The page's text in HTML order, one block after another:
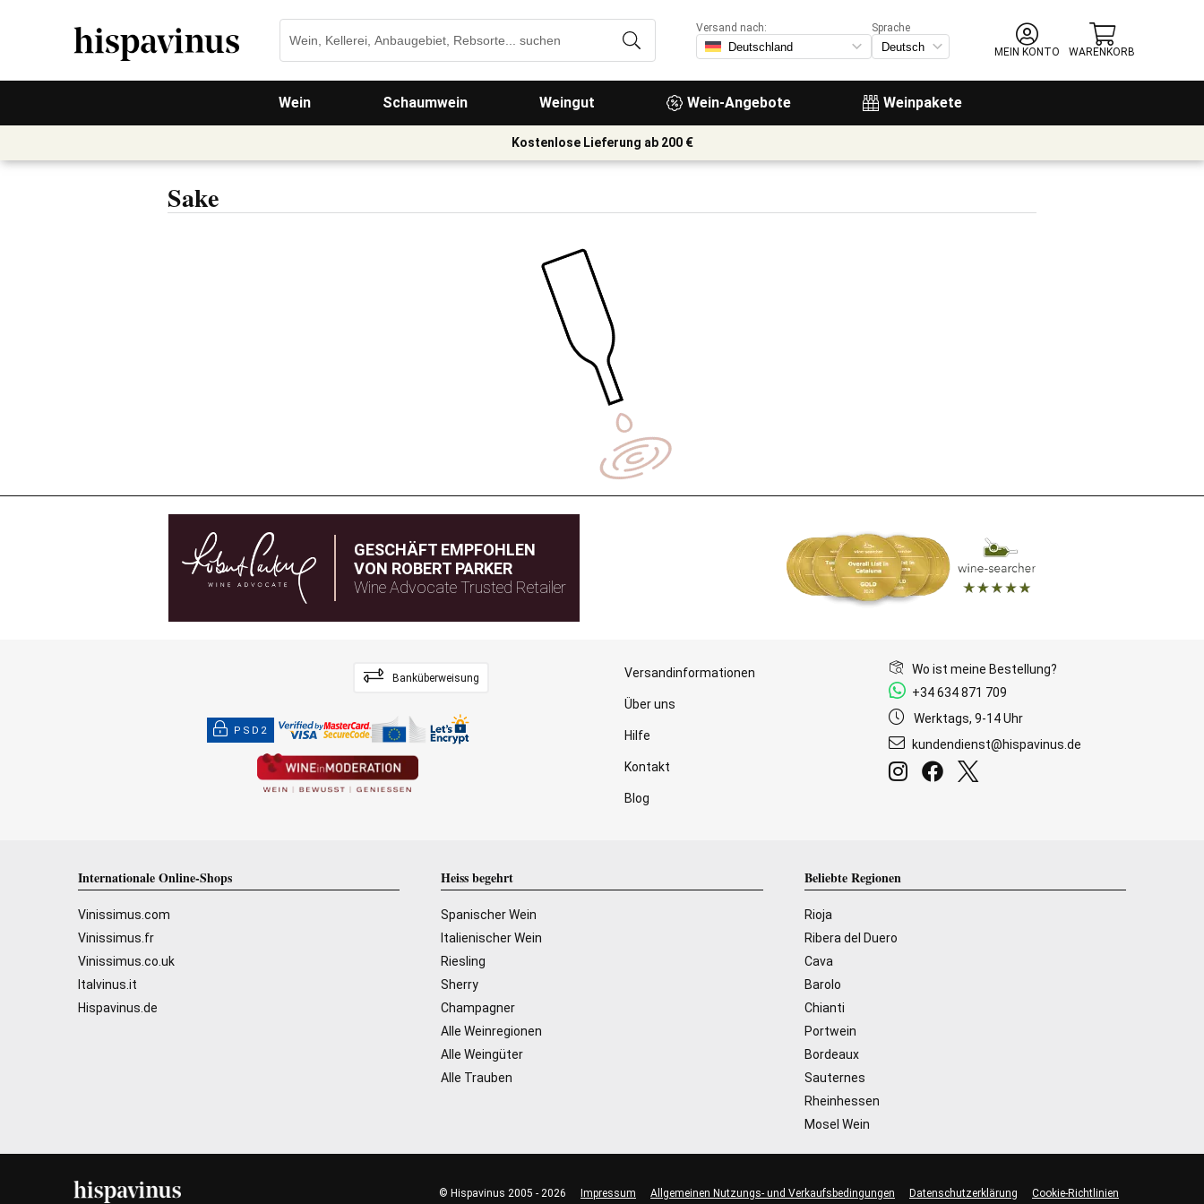
Wein Schaumwein Weingut Wein-Angebote Weinpakete
Versand nach:
Sprache
MEIN KONTO
WARENKORB
Kostenlose Lieferung ab 200 €
Sake
GESCHÄFT EMPFOHLEN
VON ROBERT PARKER
Wine Advocate Trusted Retailer
Banküberweisung
PSD2
Versandinformationen
Über uns
Hilfe
Kontakt
Blog
Wo ist meine Bestellung?
+34 634 871 709
Werktags, 9-14 Uhr
kundendienst@hispavinus.de
Internationale Online-Shops
Vinissimus.com
Vinissimus.fr
Vinissimus.co.uk
Italvinus.it
Hispavinus.de
Heiss begehrt
Spanischer Wein
Italienischer Wein
Riesling
Sherry
Champagner
Alle Weinregionen
Alle Weingüter
Alle Trauben
Beliebte Regionen
Rioja
Ribera del Duero
Cava
Barolo
Chianti
Portwein
Bordeaux
Sauternes
Rheinhessen
Mosel Wein
© Hispavinus 2005 - 2026 Impressum Allgemeinen Nutzungs- und Verkaufsbedingungen Datenschutzerklärung Cookie-Richtlinien